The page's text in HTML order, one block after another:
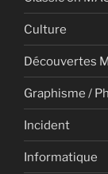
Culture
Découvertes
Graphisme /
Incident
Informatique